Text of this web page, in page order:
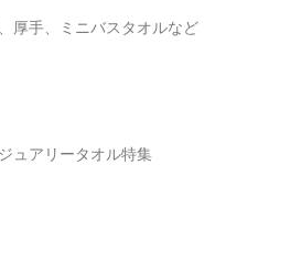
厚手、ミニバスタオルなど
ュアリータオル特集